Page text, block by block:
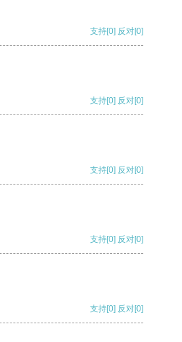
支持[0] 反对[0]
支持[0] 反对[0]
支持[0] 反对[0]
支持[0] 反对[0]
支持[0] 反对[0]